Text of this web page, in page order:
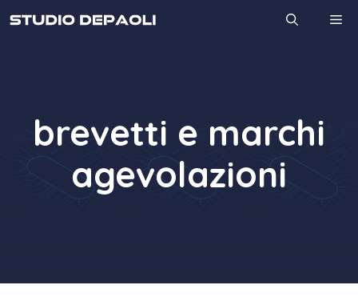
al
brevetti e marchi
agevolazioni